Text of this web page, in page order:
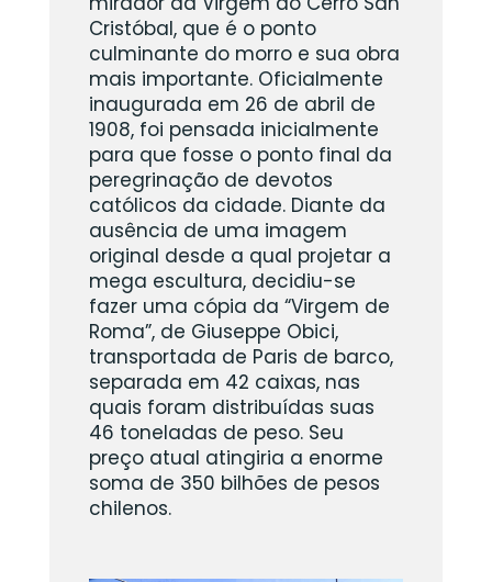
Cristóbal, que é o ponto
culminante do morro e sua obra
mais importante. Oficialmente
inaugurada em 26 de abril de
1908, foi pensada inicialmente
para que fosse o ponto final da
peregrinação de devotos
católicos da cidade. Diante da
ausência de uma imagem
original desde a qual projetar a
mega escultura, decidiu-se
fazer uma cópia da “Virgem de
Roma”, de Giuseppe Obici,
transportada de Paris de barco,
separada em 42 caixas, nas
quais foram distribuídas suas
46 toneladas de peso. Seu
preço atual atingiria a enorme
soma de 350 bilhões de pesos
chilenos.